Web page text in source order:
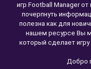
игр Football Manager
почерпнуть
полезна как для
нашем ресурсе Вы
который сделает
Добро